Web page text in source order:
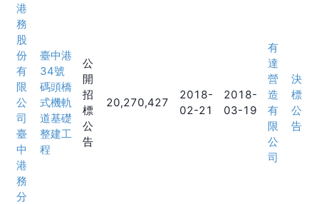
港
務
股
份
有
限
公
司
臺
中
港
務
分
臺中港
34號
碼頭橋
式機軌
道基礎
整建工
程
公
開
招
標
公
告
20,270,427
2018-
02-21
2018-
03-19
有
達
營
造
有
限
公
司
決
標
公
告